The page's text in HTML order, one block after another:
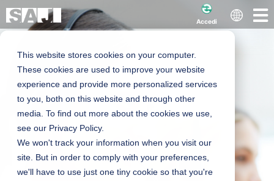
This website stores cookies on your computer.
These cookies are used to improve your website
experience and provide more personalized services
to you, both on this website and through other
media. To find out more about the cookies we use,
see our Privacy Policy.
We won't track your information when you visit our
site. But in order to comply with your preferences,
we'll have to use just one tiny cookie so that you're
Accedi